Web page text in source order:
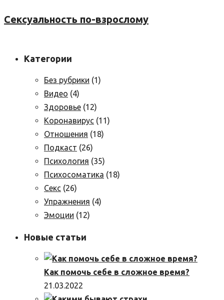
Сексуальность по-взрослому
Категории
Без рубрики (1)
Видео (4)
Здоровье (12)
Коронавирус (11)
Отношения (18)
Подкаст (26)
Психология (35)
Психосоматика (18)
Секс (26)
Упражнения (4)
Эмоции (12)
Новые статьи
Как помочь себе в сложное время?
21.03.2022